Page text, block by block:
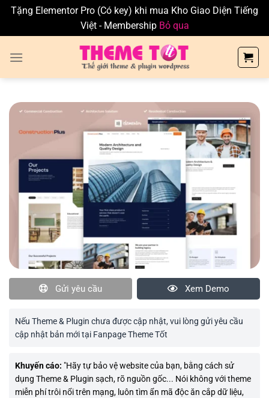
Tặng Elementor Pro (Có key) khi mua Kho Giao Diện Tiếng
Việt - Membership Bỏ qua
Gửi yêu cầu Xem Demo
Nếu Theme & Plugin chưa được cập nhật, vui lòng gửi yêu cầu
cập nhật bản mới tại Fanpage Theme Tốt
Khuyến cáo: "Hãy tự bảo vệ website của bạn, bằng cách sử
dụng Theme & Plugin sạch, rõ nguồn gốc... Nói không với theme
miễn phí trôi nổi trên mạng, luôn tìm ẩn mã độc ăn cắp dữ liệu,